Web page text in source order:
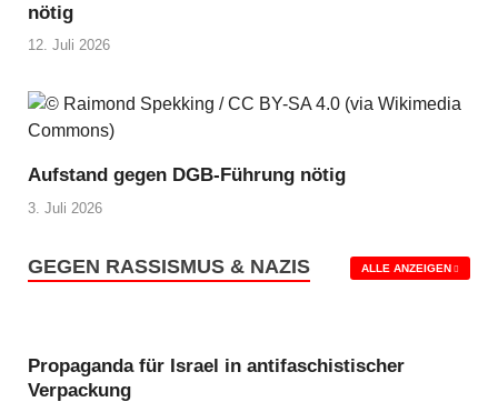
nötig
12. Juli 2026
Aufstand gegen DGB-Führung nötig
3. Juli 2026
GEGEN RASSISMUS & NAZIS ALLE ANZEIGEN
Propaganda für Israel in antifaschistischer
Verpackung